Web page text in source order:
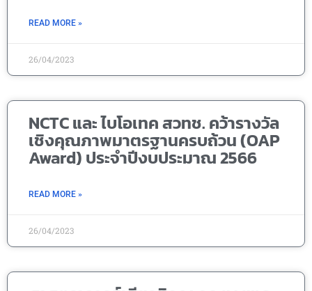
READ MORE »
26/04/2023
NCTC และ ไบโอเทค สวทช. คว้ารางวัล
เชิงคุณภาพมาตรฐานครบถ้วน (OAP
Award) ประจำปีงบประมาณ 2566
READ MORE »
26/04/2023